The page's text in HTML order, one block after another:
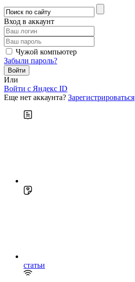
Вход в аккаунт
Чужой компьютер
Забыли пароль?
Или
Войти c Яндекс ID
Еще нет аккаунта? Зарегистрироваться
статьи